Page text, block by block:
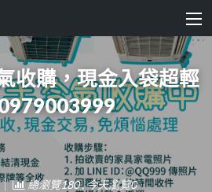
收購，現金入袋超輕
總瀏覽180 , 今天瀏覽0